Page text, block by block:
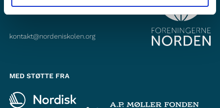
1467København K
kontakt@nordeniskolen.org
MED STØTTE FRA